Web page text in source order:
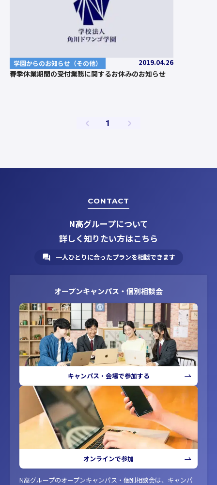
学園からのお知らせ（その他） 2019.04.26
春季休業期間の受付業務に関するお休みのお知らせ
1
ペ
CONTACT
N高グループについて
詳しく知りたい方はこちら
一人ひとりに合ったプランを相談できます
オープンキャンパス・個別相談会
キャンパス・会場で参加する
オンラインで参加
N高グループのオープンキャンパス・個別相談会は、キャンパ